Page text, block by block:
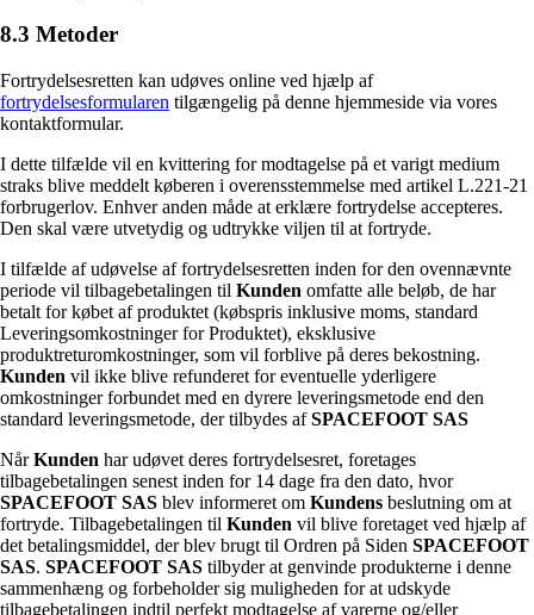
8.3 Metoder
Fortrydelsesretten kan udøves online ved hjælp af
fortrydelsesformularen tilgængelig på denne hjemmeside via vores
kontaktformular.
I dette tilfælde vil en kvittering for modtagelse på et varigt medium
straks blive meddelt køberen i overensstemmelse med artikel L.221-21
forbrugerlov. Enhver anden måde at erklære fortrydelse accepteres.
Den skal være utvetydig og udtrykke viljen til at fortryde.
I tilfælde af udøvelse af fortrydelsesretten inden for den ovennævnte
periode vil tilbagebetalingen til Kunden omfatte alle beløb, de har
betalt for købet af produktet (købspris inklusive moms, standard
Leveringsomkostninger for Produktet), eksklusive
produktreturomkostninger, som vil forblive på deres bekostning.
Kunden vil ikke blive refunderet for eventuelle yderligere
omkostninger forbundet med en dyrere leveringsmetode end den
standard leveringsmetode, der tilbydes afSPACEFOOT SAS
NårKunden har udøvet deres fortrydelsesret, foretages
tilbagebetalingen senest inden for 14 dage fra den dato, hvor
SPACEFOOT SAS blev informeret om Kundens beslutning om at
fortryde. Tilbagebetalingen til Kunden vil blive foretaget ved hjælp af
det betalingsmiddel, der blev brugt til Ordren på Siden SPACEFOOT
SAS. SPACEFOOT SAS tilbyder at genvinde produkterne i denne
sammenhæng og forbeholder sig muligheden for at udskyde
tilbagebetalingen indtil perfekt modtagelse af varerne og/eller